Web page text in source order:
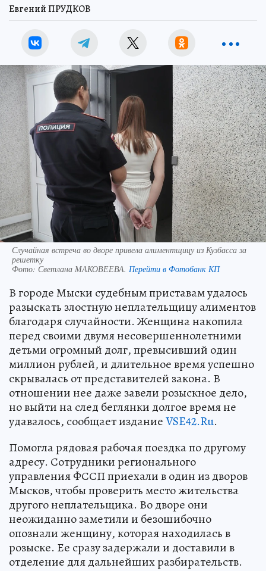
Евгений ПРУДКОВ
Случайная встреча во дворе привела алиментщицу из Кузбасса за
решетку
Фото: Светлана МАКОВЕЕВА. Перейти в Фотобанк КП
В городе Мыски судебным приставам удалось
разыскать злостную неплательщицу алиментов
благодаря случайности. Женщина накопила
перед своими двумя несовершеннолетними
детьми огромный долг, превысивший один
миллион рублей, и длительное время успешно
скрывалась от представителей закона. В
отношении нее даже завели розыскное дело,
но выйти на след беглянки долгое время не
удавалось, сообщает изданиеVSE42.Ru.
Помогла рядовая рабочая поездка по другому
адресу. Сотрудники регионального
управления ФССП приехали в один из дворов
Мысков, чтобы проверить место жительства
другого неплательщика. Во дворе они
неожиданно заметили и безошибочно
опознали женщину, которая находилась в
розыске. Ее сразу задержали и доставили в
отделение для дальнейших разбирательств.